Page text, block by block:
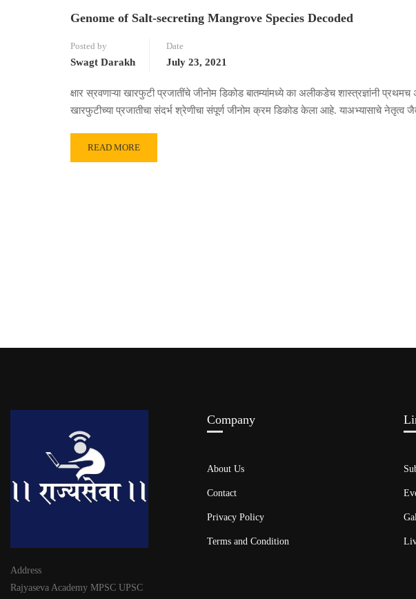
Genome of Salt-secreting Mangrove Species Decoded
Posted by
Swagt Darakh
Date
July 23, 2021
क्षार स्रवणाऱ्या खारफुटी प्रजातींचे जीनोम डिकोड बातम्यांमध्ये का अलीकडेच शास्त्रज्ञांनी
खारफुटीच्या प्रजातीचा संदर्भ श्रेणीचा संपूर्ण जीनोम क्रम डिकोड केला आहे. याअभ्यासाचे नेतृत्व
READ MORE
Address
Rajyaseva Academy MPSC UPSC
Company
About Us
Contact
Privacy Policy
Terms and Condition